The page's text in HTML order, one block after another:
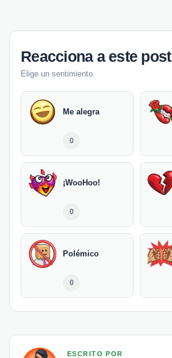
Reacciona a este post
Elige un sentimiento.
Me alegra
0
¡WooHoo!
0
Polémico
0
ESCRITO POR